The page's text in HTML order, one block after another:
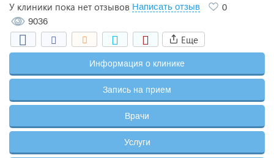
У клиники пока нет отзывов Написать отзыв
0
9036
Еще
Информация о клинике
Запись на прием
Врачи
Услуги